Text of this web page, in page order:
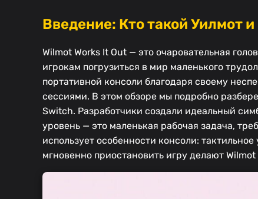
Введение: Кто такой Уилмот
Wilmot Works It Out — это очаровательная
игрокам погрузиться в мир маленького
портативной консоли благодаря своему
сессиями. В этом обзоре мы подробно
Switch. Разработчики создали идеальный
уровень — это маленькая рабочая задача,
использует особенности консоли:
мгновенно приостановить игру делают